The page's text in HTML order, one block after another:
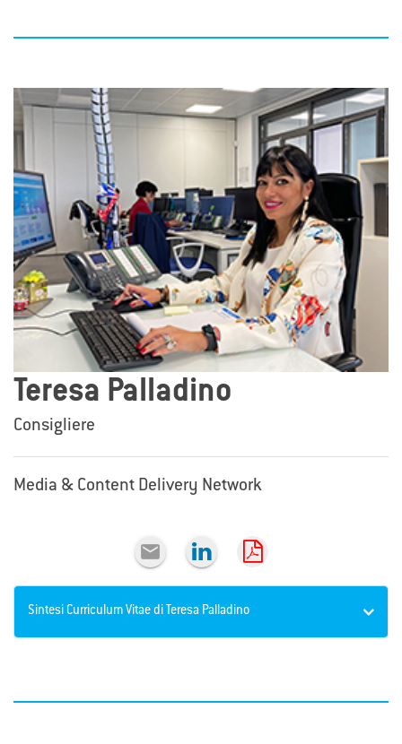
Teresa Palladino
Consigliere
Media & Content Delivery Network

Sintesi Curriculum Vitae di Teresa Palladino